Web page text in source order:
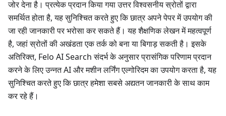
जोर देना है। प्रत्येक प्रदान किया गया उत्तर विश्वसनीय स्रोतों द्वारा
समर्थित होता है, यह सुनिश्चित करते हुए कि छात्र अपने पेपर में उपयोग की
जा रही जानकारी पर भरोसा कर सकते हैं। यह शैक्षणिक लेखन में महत्वपूर्ण
है, जहां स्रोतों की अखंडता एक तर्क को बना या बिगाड़ सकती है। इसके
अतिरिक्त, Felo AI Search संदर्भ के अनुसार प्रासंगिक परिणाम प्रदान
करने के लिए उन्नत AI और मशीन लर्निंग एल्गोरिदम का उपयोग करता है, यह
सुनिश्चित करते हुए कि छात्र हमेशा सबसे अद्यतन जानकारी के साथ काम
कर रहे हैं।